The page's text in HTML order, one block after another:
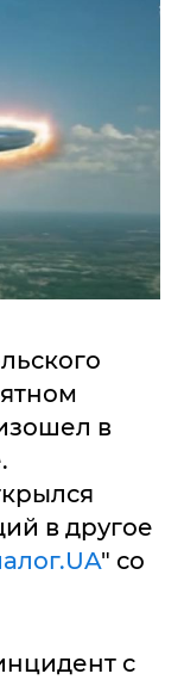
в
в другое
" со
с